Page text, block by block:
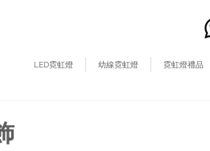
LED霓虹燈 幼線霓虹燈 霓虹燈禮品